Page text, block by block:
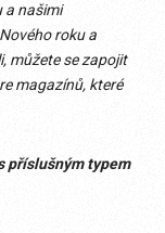
a našimi
roku a
můžete se zapojit
magazínů, které
příslušným typem